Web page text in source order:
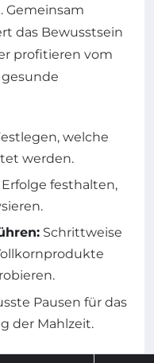
das Bewusstsein
profitieren vom
welche
werden.
Erfolge festhalten,
Schrittweise
Pausen für das
der Mahlzeit.